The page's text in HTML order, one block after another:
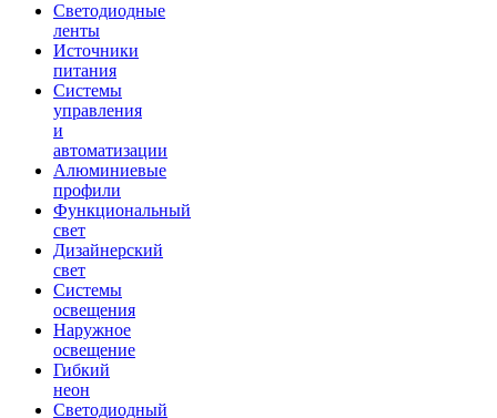
Светодиодные
ленты
Источники
питания
Системы
управления
и
автоматизации
Алюминиевые
профили
Функциональный
свет
Дизайнерский
свет
Системы
освещения
Наружное
освещение
Гибкий
неон
Светодиодный